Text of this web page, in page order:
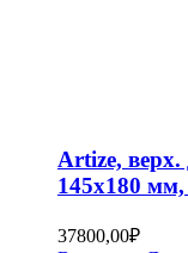
Artize,
145х180
37800,00₽